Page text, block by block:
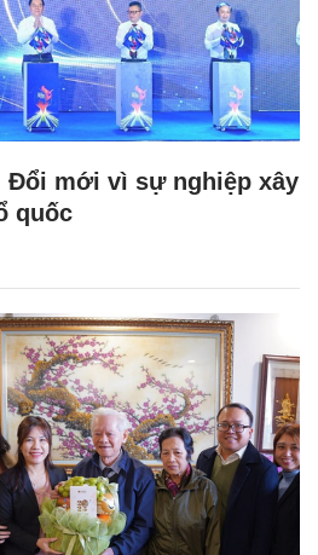
Đổi mới vì sự nghiệp xây
quốc